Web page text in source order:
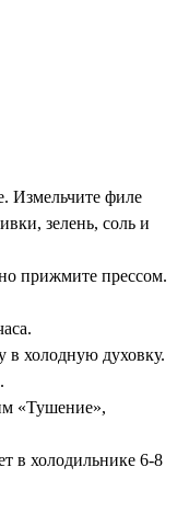
Измельчите филе
зелень, соль и
прижмите прессом.
в холодную духовку.
«Тушение»,
в холодильнике 6-8